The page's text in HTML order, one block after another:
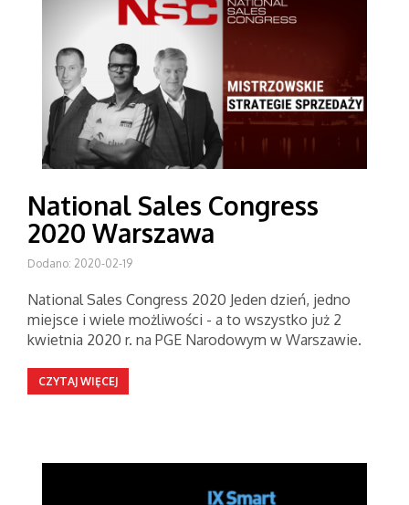
National Sales Congress
2020 Warszawa
Dodano: 2020-02-19
National Sales Congress 2020 Jeden dzień, jedno
miejsce i wiele możliwości - a to wszystko już 2
kwietnia 2020 r. na PGE Narodowym w Warszawie.
CZYTAJ WIĘCEJ